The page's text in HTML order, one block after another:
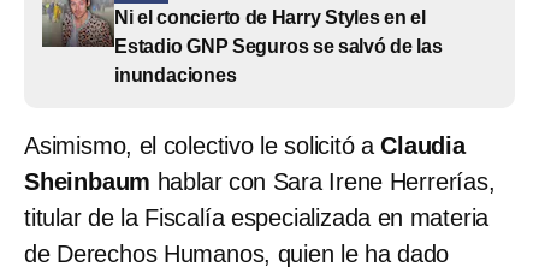
Ni el concierto de Harry Styles en el
Estadio GNP Seguros se salvó de las
inundaciones
Asimismo, el colectivo le solicitó aClaudia
Sheinbaum hablar con Sara Irene Herrerías,
titular de la Fiscalía especializada en materia
de Derechos Humanos, quien le ha dado